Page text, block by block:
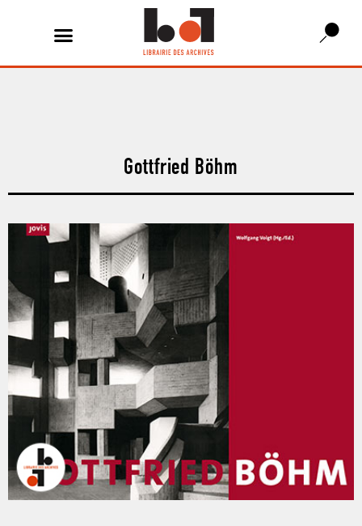
Gottfried Böhm